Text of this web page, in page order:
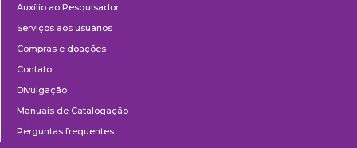
Auxílio ao Pesquisador
Serviços aos usuários
Compras e doações
Contato
Divulgação
Manuais de Catalogação
Perguntas frequentes